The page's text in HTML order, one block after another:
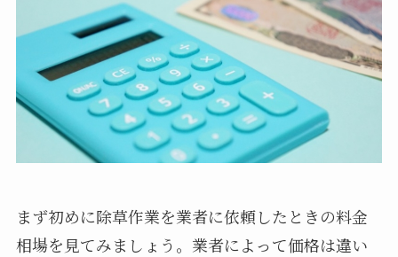
まず初めに除草作業を業者に依頼したときの料金
相場を見てみましょう。業者によって価格は違い